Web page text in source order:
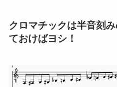
クロマチックは半音刻
ておけばヨシ！